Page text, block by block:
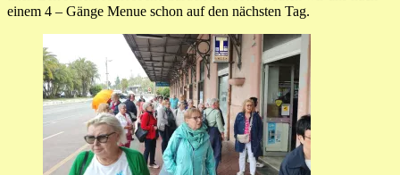
einem 4 – Gänge Menue schon auf den nächsten Tag.